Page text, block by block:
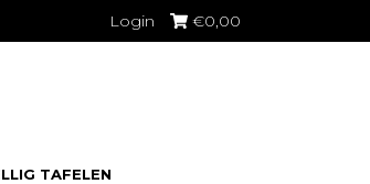
Login €0,00
TAFELEN